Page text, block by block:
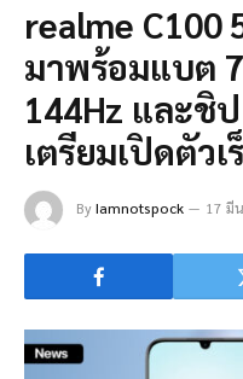
realme C100
มาพร้อมแบต
144Hz และชิ
เตรียมเปิดตัว
ByIamnotspock 17 มี